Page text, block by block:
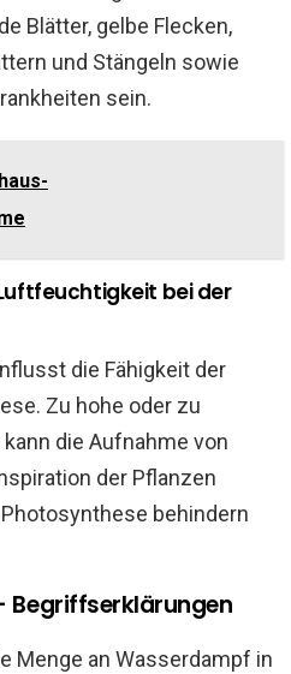
Blätter, gelbe Flecken,
und Stängeln sowie
sein.
bei der
die Fähigkeit der
Zu hohe oder zu
die Aufnahme von
der Pflanzen
behindern
Begriffserklärungen
Menge an Wasserdampf in